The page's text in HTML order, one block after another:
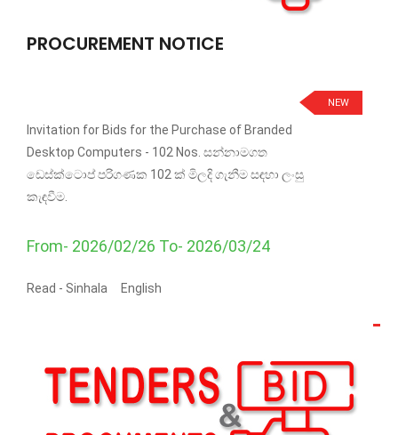
PROCUREMENT NOTICE
NEW
Invitation for Bids for the Purchase of Branded
Desktop Computers - 102 Nos. සන්නාමගත
ඩෙස්ක්ටොප් පරිගණක 102 ක් මිලදි ගැනීම සඳහා ලංසු
කැඳවීම.
From- 2026/02/26 To- 2026/03/24
Read - Sinhala English